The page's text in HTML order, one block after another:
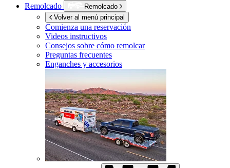
Remolcado
Remolcado
Volver al menú principal
Comienza una reservación
Videos instructivos
Consejos sobre cómo remolcar
Preguntas frecuentes
Enganches y accesorios